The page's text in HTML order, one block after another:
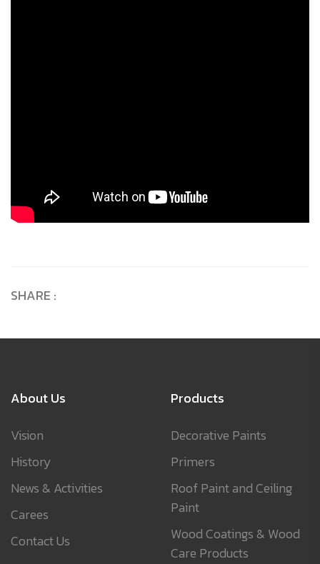
SHARE :
About Us
Vision
History
News & Activities
Carees
Contact Us
Products
Decorative Paints
Primers
Roof Paint and Ceiling
Paint
Wood Coatings & Wood
Care Products